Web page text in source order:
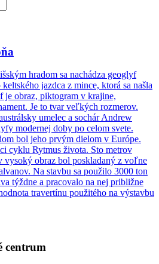
hradom sa nachádza geoglyf
jazdca z mince, ktorá sa našla
je obraz, piktogram v krajine,
Je to tvar veľkých rozmerov.
umelec a sochár Andrew
modernej doby po celom svete.
bol jeho prvým dielom v Európe.
cyklu Rytmus života. Sto metrov
vysoký obraz bol poskladaný z voľne
Na stavbu sa použilo 3000 ton
týždne a pracovalo na nej približne
travertínu použitého na výstavbu
centrum